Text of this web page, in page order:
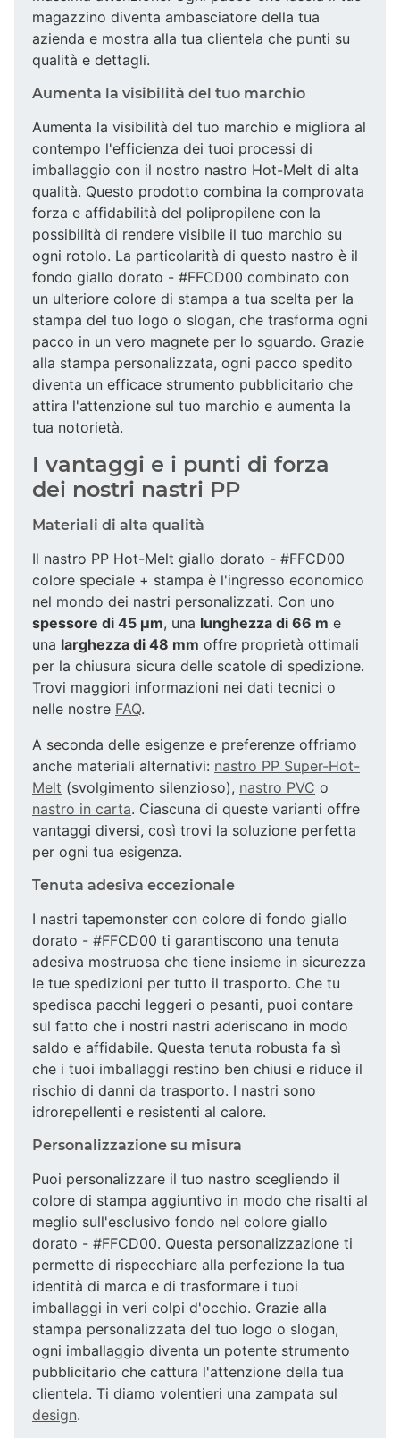
magazzino diventa ambasciatore della tua
azienda e mostra alla tua clientela che punti su
qualità e dettagli.
Aumenta la visibilità del tuo marchio
Aumenta la visibilità del tuo marchio e migliora al
contempo l'efficienza dei tuoi processi di
imballaggio con il nostro nastro Hot-Melt di alta
qualità. Questo prodotto combina la comprovata
forza e affidabilità del polipropilene con la
possibilità di rendere visibile il tuo marchio su
ogni rotolo. La particolarità di questo nastro è il
fondo giallo dorato - #FFCD00 combinato con
un ulteriore colore di stampa a tua scelta per la
stampa del tuo logo o slogan, che trasforma ogni
pacco in un vero magnete per lo sguardo. Grazie
alla stampa personalizzata, ogni pacco spedito
diventa un efficace strumento pubblicitario che
attira l'attenzione sul tuo marchio e aumenta la
tua notorietà.
I vantaggi e i punti di forza
dei nostri nastri PP
Materiali di alta qualità
Il nastro PP Hot-Melt giallo dorato - #FFCD00
colore speciale + stampa è l'ingresso economico
nel mondo dei nastri personalizzati. Con uno
spessore di 45 µm, una lunghezza di 66 m e
una larghezza di 48 mm offre proprietà ottimali
per la chiusura sicura delle scatole di spedizione.
Trovi maggiori informazioni nei dati tecnici o
nelle nostre FAQ.
A seconda delle esigenze e preferenze offriamo
anche materiali alternativi: nastro PP Super-Hot-
Melt (svolgimento silenzioso), nastro PVC o
nastro in carta. Ciascuna di queste varianti offre
vantaggi diversi, così trovi la soluzione perfetta
per ogni tua esigenza.
Tenuta adesiva eccezionale
I nastri tapemonster con colore di fondo giallo
dorato - #FFCD00 ti garantiscono una tenuta
adesiva mostruosa che tiene insieme in sicurezza
le tue spedizioni per tutto il trasporto. Che tu
spedisca pacchi leggeri o pesanti, puoi contare
sul fatto che i nostri nastri aderiscano in modo
saldo e affidabile. Questa tenuta robusta fa sì
che i tuoi imballaggi restino ben chiusi e riduce il
rischio di danni da trasporto. I nastri sono
idrorepellenti e resistenti al calore.
Personalizzazione su misura
Puoi personalizzare il tuo nastro scegliendo il
colore di stampa aggiuntivo in modo che risalti al
meglio sull'esclusivo fondo nel colore giallo
dorato - #FFCD00. Questa personalizzazione ti
permette di rispecchiare alla perfezione la tua
identità di marca e di trasformare i tuoi
imballaggi in veri colpi d'occhio. Grazie alla
stampa personalizzata del tuo logo o slogan,
ogni imballaggio diventa un potente strumento
pubblicitario che cattura l'attenzione della tua
clientela. Ti diamo volentieri una zampata sul
design.